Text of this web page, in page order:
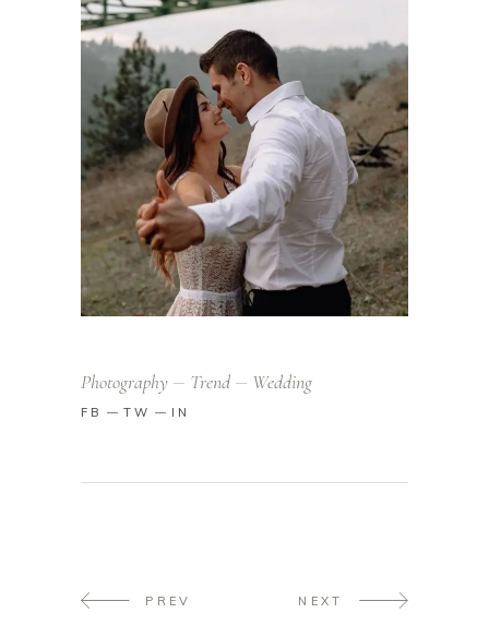
Photography Trend Wedding
FB TW IN
PREV NEXT